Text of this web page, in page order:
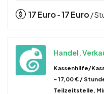
17Euro -17Euro /
Handel,
Kassenhilfe/
– 17,00 € /
Teilzeitstelle,